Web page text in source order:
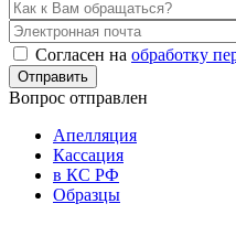
Согласен на обработку
Вопрос отправлен
Апелляция
Кассация
в КС РФ
Образцы